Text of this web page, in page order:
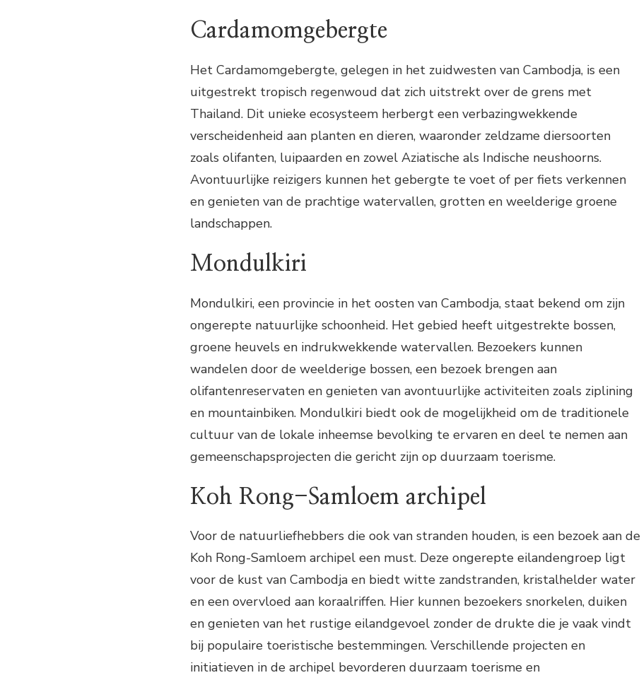
Cardamomgebergte
Het Cardamomgebergte, gelegen in het zuidwesten van Cambodja, is een
uitgestrekt tropisch regenwoud dat zich uitstrekt over de grens met
Thailand. Dit unieke ecosysteem herbergt een verbazingwekkende
verscheidenheid aan planten en dieren, waaronder zeldzame diersoorten
zoals olifanten, luipaarden en zowel Aziatische als Indische neushoorns.
Avontuurlijke reizigers kunnen het gebergte te voet of per fiets verkennen
en genieten van de prachtige watervallen, grotten en weelderige groene
landschappen.
Mondulkiri
Mondulkiri, een provincie in het oosten van Cambodja, staat bekend om zijn
ongerepte natuurlijke schoonheid. Het gebied heeft uitgestrekte bossen,
groene heuvels en indrukwekkende watervallen. Bezoekers kunnen
wandelen door de weelderige bossen, een bezoek brengen aan
olifantenreservaten en genieten van avontuurlijke activiteiten zoals ziplining
en mountainbiken. Mondulkiri biedt ook de mogelijkheid om de traditionele
cultuur van de lokale inheemse bevolking te ervaren en deel te nemen aan
gemeenschapsprojecten die gericht zijn op duurzaam toerisme.
Koh Rong-Samloem archipel
Voor de natuurliefhebbers die ook van stranden houden, is een bezoek aan de
Koh Rong-Samloem archipel een must. Deze ongerepte eilandengroep ligt
voor de kust van Cambodja en biedt witte zandstranden, kristalhelder water
en een overvloed aan koraalriffen. Hier kunnen bezoekers snorkelen, duiken
en genieten van het rustige eilandgevoel zonder de drukte die je vaak vindt
bij populaire toeristische bestemmingen. Verschillende projecten en
initiatieven in de archipel bevorderen duurzaam toerisme en